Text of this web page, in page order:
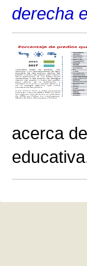
derecha
acerca